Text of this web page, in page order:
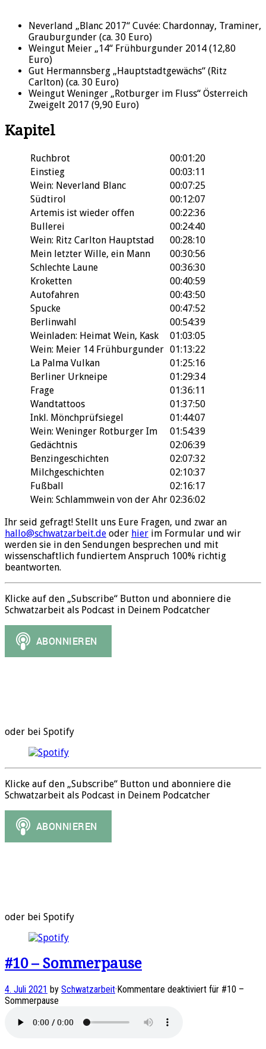
Neverland „Blanc 2017“ Cuvée: Chardonnay, Traminer,
Grauburgunder (ca. 30 Euro)
Weingut Meier „14“ Frühburgunder 2014 (12,80
Euro)
Gut Hermannsberg „Hauptstadtgewächs“ (Ritz
Carlton) (ca. 30 Euro)
Weingut Weninger „Rotburger im Fluss“ Österreich
Zweigelt 2017 (9,90 Euro)
Kapitel
Ruchbrot
00:01:20
Einstieg
00:03:11
Wein: Neverland Blanc
00:07:25
Südtirol
00:12:07
Artemis ist wieder offen
00:22:36
Bullerei
00:24:40
Wein: Ritz Carlton Hauptstad
00:28:10
Mein letzter Wille, ein Mann
00:30:56
Schlechte Laune
00:36:30
Kroketten
00:40:59
Autofahren
00:43:50
Spucke
00:47:52
Berlinwahl
00:54:39
Weinladen: Heimat Wein, Kask
01:03:05
Wein: Meier 14 Frühburgunder 01:13:22
La Palma Vulkan
01:25:16
Berliner Urkneipe
01:29:34
Frage
01:36:11
Wandtattoos
01:37:50
Inkl. Mönchprüfsiegel
01:44:07
Wein: Weninger Rotburger Im
01:54:39
Gedächtnis
02:06:39
Benzingeschichten
02:07:32
Milchgeschichten
02:10:37
Fußball
02:16:17
Wein: Schlammwein von der Ahr 02:36:02
Ihr seid gefragt! Stellt uns Eure Fragen, und zwar an
hallo@schwatzarbeit.de oder hier im Formular und wir
werden sie in den Sendungen besprechen und mit
wissenschaftlich fundiertem Anspruch 100% richtig
beantworten.
Klicke auf den „Subscribe“ Button und abonniere die
Schwatzarbeit als Podcast in Deinem Podcatcher
oder bei Spotify
Klicke auf den „Subscribe“ Button und abonniere die
Schwatzarbeit als Podcast in Deinem Podcatcher
oder bei Spotify
#10 – Sommerpause
4. Juli 2021 by Schwatzarbeit·Kommentare deaktiviert für #10 –
Sommerpause